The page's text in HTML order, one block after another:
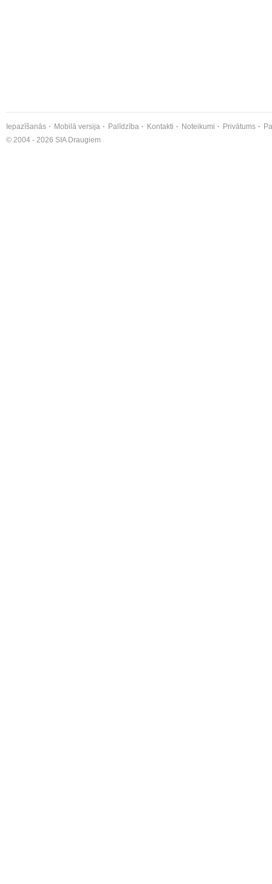
Iepazīšanās Mobilā versija Palīdzība Kontakti Noteikumi Privātums
© 2004 - 2026 SIA Draugiem